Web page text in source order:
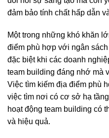
đảm bảo tính chất hấp dẫn
Một trong những khó khăn
điểm phù hợp với ngân
đặc biệt khi các doanh
team building đáng nhớ mà
Việc tìm kiếm địa điểm phù
việc tìm nơi có cơ sở hạ
hoạt động team building có
và hiệu quả.